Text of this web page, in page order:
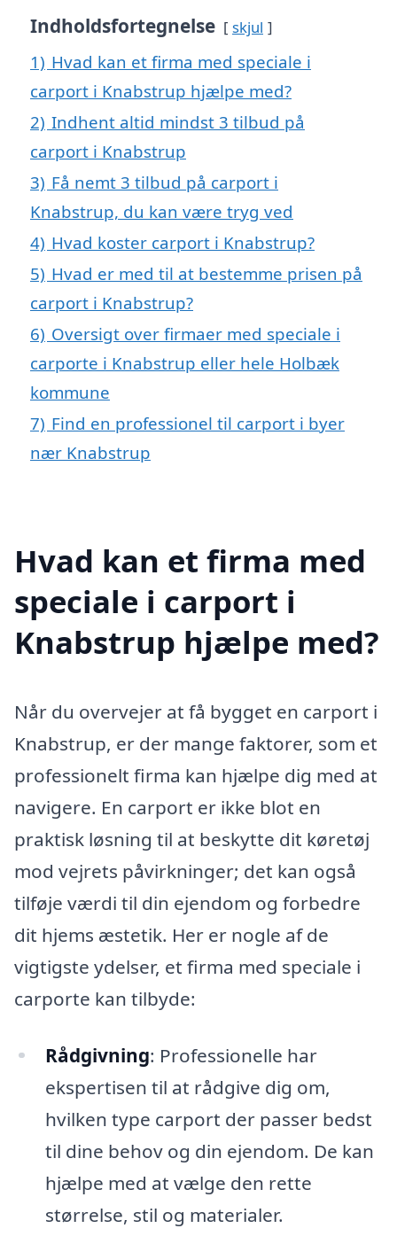
Indholdsfortegnelse skjul
1) Hvad kan et firma med speciale i
carport i Knabstrup hjælpe med?
2) Indhent altid mindst 3 tilbud på
carport i Knabstrup
3) Få nemt 3 tilbud på carport i
Knabstrup, du kan være tryg ved
4) Hvad koster carport i Knabstrup?
5) Hvad er med til at bestemme prisen på
carport i Knabstrup?
6) Oversigt over firmaer med speciale i
carporte i Knabstrup eller hele Holbæk
kommune
7) Find en professionel til carport i byer
nær Knabstrup
Hvad kan et firma med
speciale i carport i
Knabstrup hjælpe med?
Når du overvejer at få bygget en carport i
Knabstrup, er der mange faktorer, som et
professionelt firma kan hjælpe dig med at
navigere. En carport er ikke blot en
praktisk løsning til at beskytte dit køretøj
mod vejrets påvirkninger; det kan også
tilføje værdi til din ejendom og forbedre
dit hjems æstetik. Her er nogle af de
vigtigste ydelser, et firma med speciale i
carporte kan tilbyde:
Rådgivning: Professionelle har
ekspertisen til at rådgive dig om,
hvilken type carport der passer bedst
til dine behov og din ejendom. De kan
hjælpe med at vælge den rette
størrelse, stil og materialer.